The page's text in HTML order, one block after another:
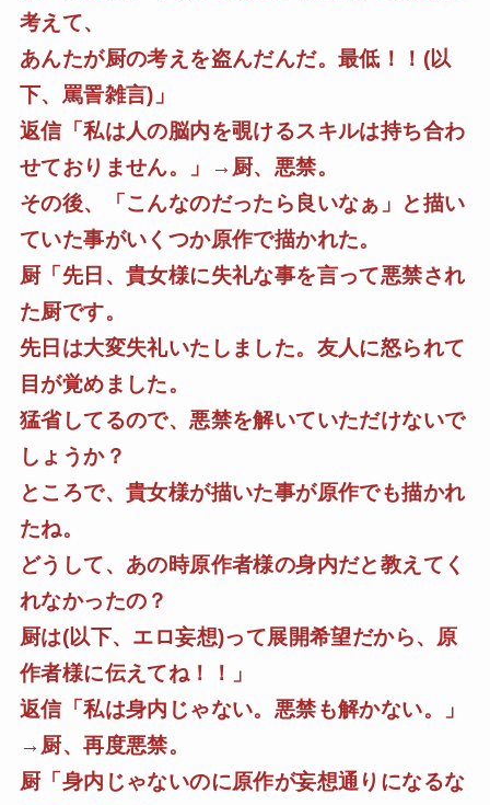
考えて、
あんたが厨の考えを盗んだんだ。最低！！(以
下、罵詈雑言)」
返信「私は人の脳内を覗けるスキルは持ち合わ
せておりません。」→厨、悪禁。
その後、「こんなのだったら良いなぁ」と描い
ていた事がいくつか原作で描かれた。
厨「先日、貴女様に失礼な事を言って悪禁され
た厨です。
先日は大変失礼いたしました。友人に怒られて
目が覚めました。
猛省してるので、悪禁を解いていただけないで
しょうか？
ところで、貴女様が描いた事が原作でも描かれ
たね。
どうして、あの時原作者様の身内だと教えてく
れなかったの？
厨は(以下、エロ妄想)って展開希望だから、原
作者様に伝えてね！！」
返信「私は身内じゃない。悪禁も解かない。」
→厨、再度悪禁。
厨「身内じゃないのに原作が妄想通りになるな